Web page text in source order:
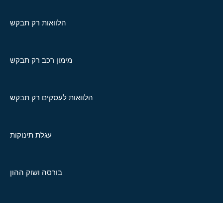
הלוואות רק תבקש
מימון רכב רק תבקש
הלוואות לעסקים רק תבקש
עגלת תינוקות
בורסה ושוק ההון